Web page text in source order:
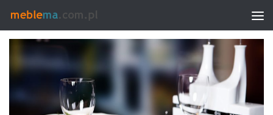
TAGGED:KUCHNIA MEBLE NOWOCZESNE